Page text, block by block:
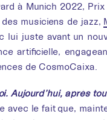
à Munich 2022,
des musiciens de jazz,
lui juste avant un
artificielle,
de CosmoCaixa.
Aujourd’hui, après
avec le fait que,